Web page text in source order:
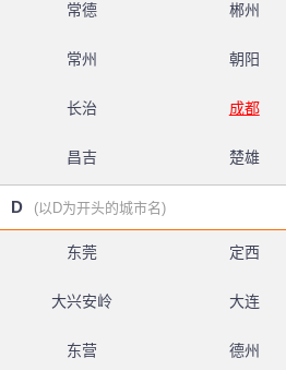
常德 郴州
常州 朝阳
长治 成都
昌吉 楚雄
D (以D为开头的城市名)
东莞 定西
大兴安岭 大连
东营 德州